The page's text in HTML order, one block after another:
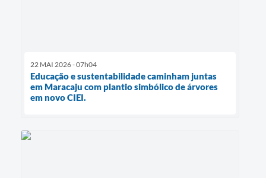
22 MAI 2026 - 07h04
Educação e sustentabilidade caminham juntas
em Maracaju com plantio simbólico de árvores
em novo CIEI.